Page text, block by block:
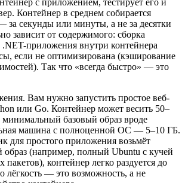
с приложением, тестирует его и
Контейнер в среднем собирается
секунды или минуты, а не за десятки
зависит от содержимого: сборка
.NET-приложения внутри контейнера
если не оптимизирована (кэширование
Так что «всегда быстро» — это
Вам нужно запустить простое веб-
или Go. Контейнер может весить 50–
минимальный базовый образ вроде
машина с полноценной ОС — 5–10 ГБ.
для простого приложения возьмёт
образ (например, полный Ubuntu с кучей
пакетов), контейнер легко раздуется до
лёгкость — это возможность, а не